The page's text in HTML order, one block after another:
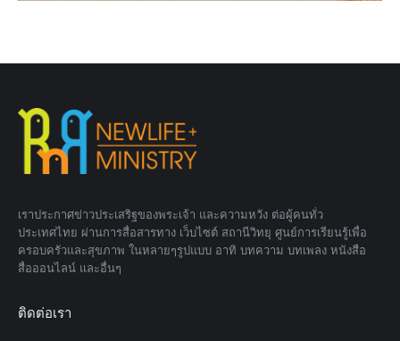
เราประกาศข่าวประเสริฐของพระเจ้า และความหวัง ต่อผู้คนทั่ว
ประเทศไทย ผ่านการสื่อสารทาง เว็บไซต์ สถานีวิทยุ ศูนย์การเรียนรู้เพื่อ
ครอบครัวและสุขภาพ ในหลายๆรูปแบบ อาทิ บทความ บทเพลง หนังสือ
สื่อออนไลน์ และอื่นๆ
ติดต่อเรา